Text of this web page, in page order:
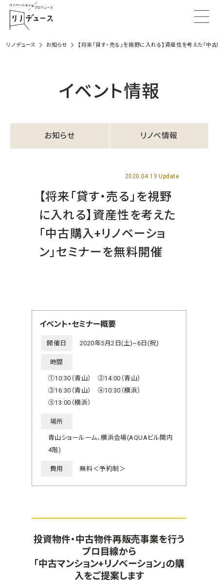
リノデュース お知らせ 【将来「貸す・売る」を視野に入れる】資産性を考えた「
イベント情報
お知らせ リノベ情報
2020.04.19 Update
【将来「貸す・売る」を視野
に入れる】資産性を考えた
「中古購入+リノベーショ
ン」セミナーを無料開催
イベント・セミナー概要
開催日 2020年5月2日(土)~6日(祝)
時間
①10:30（青山） ②14:00（青山）
③16:30（青山） ④10:30（横浜）
⑤13:00（横浜）
場所
青山ショールーム、横浜会場(AQUAビル関内
4階)
費用 無料＜予約制＞
投資物件・中古物件再販売事業を行う
プロ目線から
「中古マンション+リノベーション」の購
入をご提案します